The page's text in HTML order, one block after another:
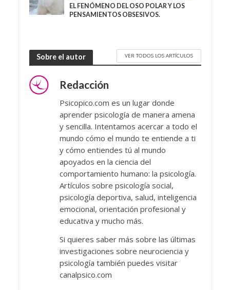
EL FENÓMENO DEL OSO POLAR Y LOS
PENSAMIENTOS OBSESIVOS.
Sobre el autor VER TODOS LOS ARTÍCULOS
Redacción
Psicopico.com es un lugar donde
aprender psicología de manera amena
y sencilla. Intentamos acercar a todo el
mundo cómo el mundo te entiende a ti
y cómo entiendes tú al mundo
apoyados en la ciencia del
comportamiento humano: la psicología.
Artículos sobre psicología social,
psicología deportiva, salud, inteligencia
emocional, orientación profesional y
educativa y mucho más.
Si quieres saber más sobre las últimas
investigaciones sobre neurociencia y
psicología también puedes visitar
canalpsico.com